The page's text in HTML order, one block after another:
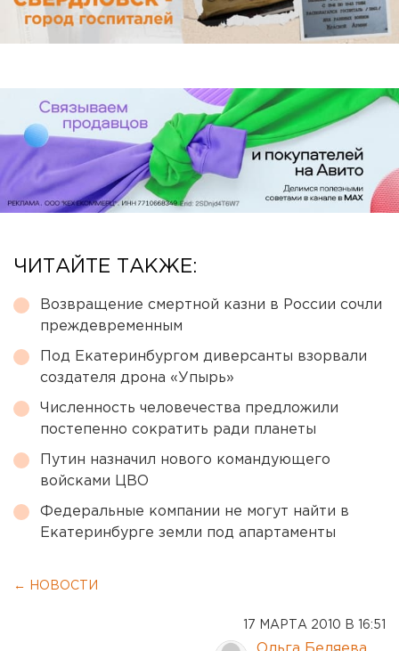
ЧИТАЙТЕ ТАКЖЕ:
Возвращение смертной казни в России сочли
преждевременным
Под Екатеринбургом диверсанты взорвали
создателя дрона «Упырь»
Численность человечества предложили
постепенно сократить ради планеты
Путин назначил нового командующего
войсками ЦВО
Федеральные компании не могут найти в
Екатеринбурге земли под апартаменты
← НОВОСТИ
17 МАРТА 2010 В 16:51